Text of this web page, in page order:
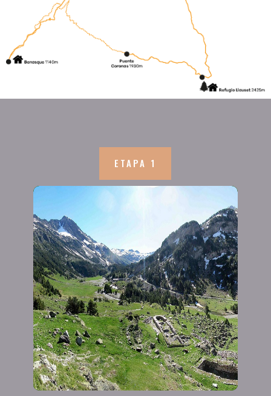
ETAPA 1